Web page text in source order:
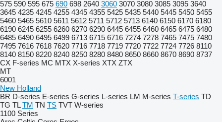
575 590 595 675 690 698 2640 3060 3070 3080 3085 3095 3640
3645 4235 4245 4255 4345 4355 5425 5435 5440 5445 5450 5455
5460 5465 5610 5611 5612 5711 5712 5713 6140 6150 6170 6180
6190 6245 6255 6260 6270 6290 6445 6455 6460 6465 6475 6480
6485 6490 6495 6499 6713 6715 6716 7274 7278 7465 7475 7480
7495 7616 7618 7620 7716 7718 7719 7720 7722 7724 7726 8110
8140 8150 8220 8240 8250 8280 8480 8650 8660 8670 8690 8737
CX F-series MC MTX X-series XTX ZTX
MT
6001
New Holland
BR D-series E-series G-series L-series LM M-series T-series TD
TG TL TM TN TS TVT W-series
1100 Series